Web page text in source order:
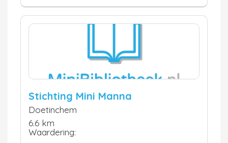
Stichting Mini Manna
Doetinchem
6.6 km
Waardering: